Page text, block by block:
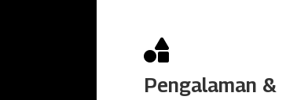

Pengalaman &